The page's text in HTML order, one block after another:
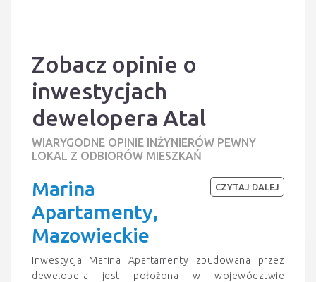
Zobacz opinie o
inwestycjach
dewelopera Atal
WIARYGODNE OPINIE INŻYNIERÓW PEWNY
LOKAL Z ODBIORÓW MIESZKAŃ
Marina
Apartamenty,
Mazowieckie
Inwestycja Marina Apartamenty zbudowana przez
dewelopera jest położona w województwie
CZYTAJ DALEJ